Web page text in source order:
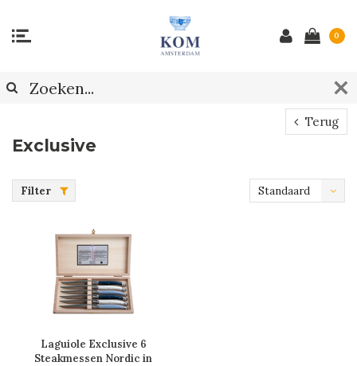
0
Terug
Exclusive
Filter Standaard
Laguiole Exclusive 6
Steakmessen Nordic in